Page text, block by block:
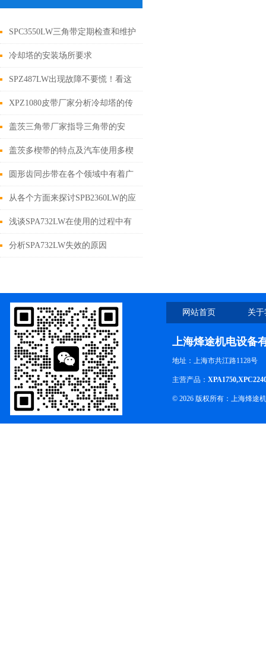
SPC3550LW三角带定期检查和维护
的详细方法
冷却塔的安装场所要求
SPZ487LW出现故障不要慌！看这
里
XPZ1080皮带厂家分析冷却塔的传
动装置
盖茨三角带厂家指导三角带的安
装、调试、更换与拆装
盖茨多楔带的特点及汽车使用多楔
带的*性
圆形齿同步带在各个领域中有着广
泛的作用
从各个方面来探讨SPB2360LW的应
用范围
浅谈SPA732LW在使用的过程中有
啥注意事项
分析SPA732LW失效的原因
网站首页 关
上海烽途机电设备
地址：上海市共江路1128号
主营产品：
© 2026 版权所有：上海烽途